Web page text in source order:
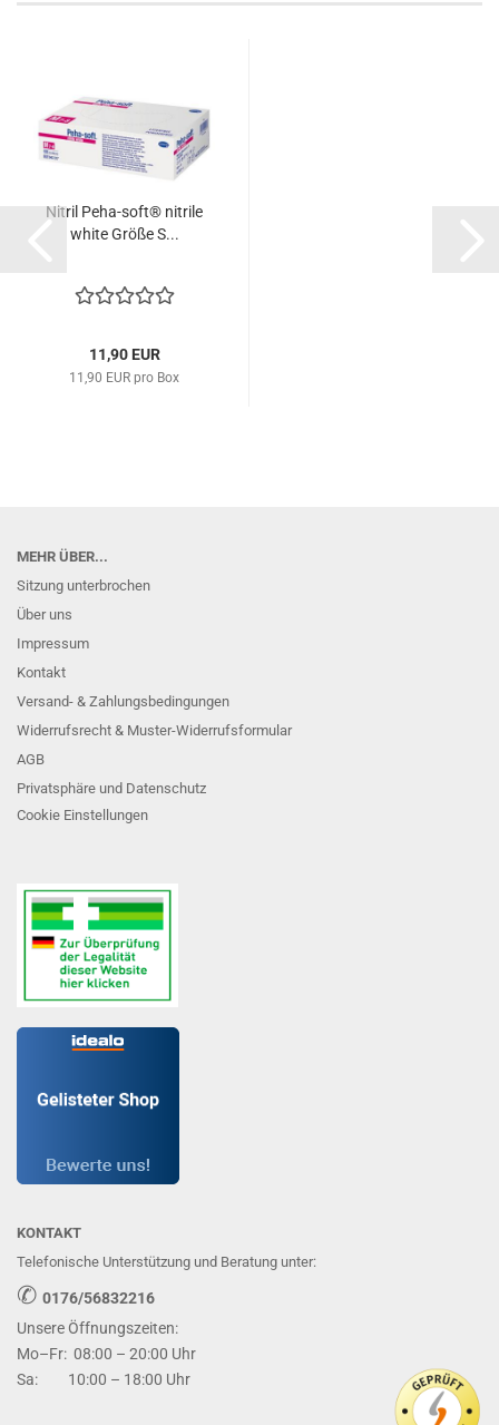
Nitril Peha-soft® nitrile
white Größe S...
11,90 EUR
11,90 EUR pro Box
MEHR ÜBER...
Sitzung unterbrochen
Über uns
Impressum
Kontakt
Versand- & Zahlungsbedingungen
Widerrufsrecht & Muster-Widerrufsformular
AGB
Privatsphäre und Datenschutz
Cookie Einstellungen
KONTAKT
Telefonische Unterstützung und Beratung unter:
✆ 0176/56832216
Unsere Öffnungszeiten:
Mo–Fr: 08:00 – 20:00 Uhr
Sa: 10:00 – 18:00 Uhr